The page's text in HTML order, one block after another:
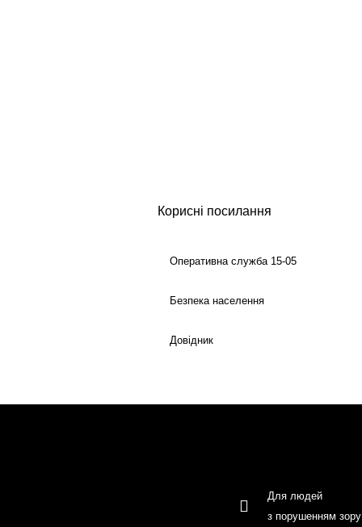
Корисні посилання
Оперативна служба 15-05
Безпека населення
Довідник
Для людей
з порушенням зору